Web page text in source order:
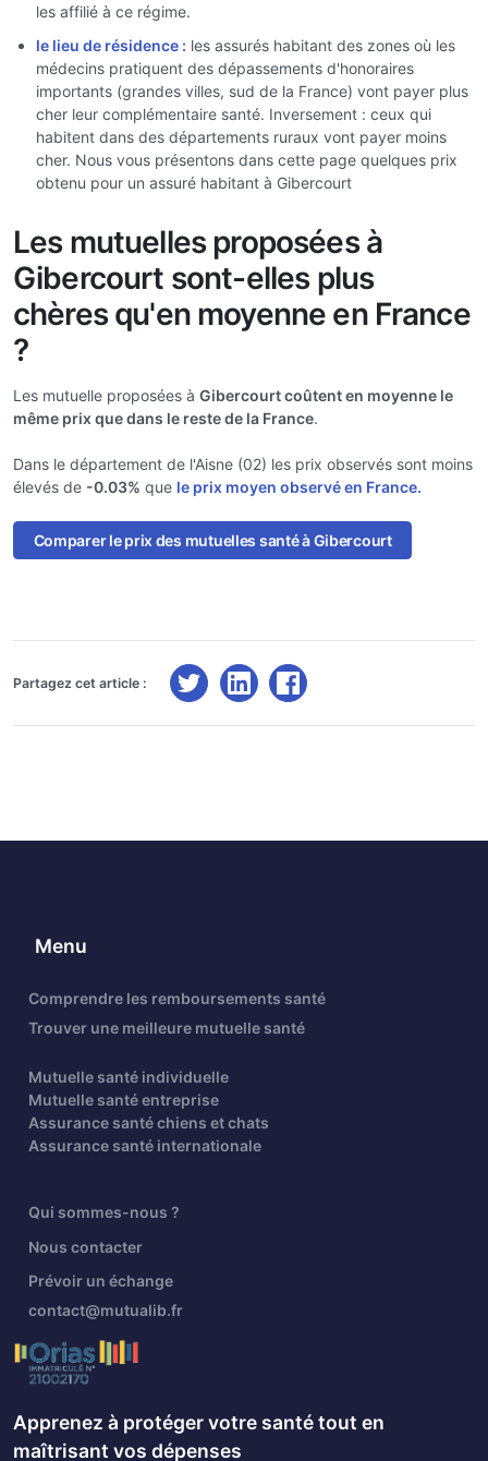
les affilié à ce régime.
le lieu de résidence : les assurés habitant des zones où les
médecins pratiquent des dépassements d'honoraires
importants (grandes villes, sud de la France) vont payer plus
cher leur complémentaire santé. Inversement : ceux qui
habitent dans des départements ruraux vont payer moins
cher. Nous vous présentons dans cette page quelques prix
obtenu pour un assuré habitant à Gibercourt
Les mutuelles proposées à
Gibercourt sont-elles plus
chères qu'en moyenne en France
?
Les mutuelle proposées à Gibercourt coûtent en moyenne le
même prix que dans le reste de la France.
Dans le département de l'Aisne (02) les prix observés sont moins
élevés de -0.03% que le prix moyen observé en France.
Comparer le prix des mutuelles santé à Gibercourt
Partagez cet article :
Menu
Comprendre les remboursements santé
Trouver une meilleure mutuelle santé
Mutuelle santé individuelle
Mutuelle santé entreprise
Assurance santé chiens et chats
Assurance santé internationale
Qui sommes-nous ?
Nous contacter
Prévoir un échange
contact@mutualib.fr
Apprenez à protéger votre santé tout en
maîtrisant vos dépenses